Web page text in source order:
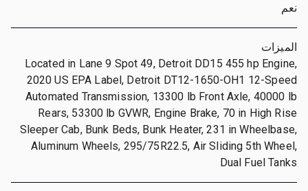
نعم
الميزات
Located in Lane 9 Spot 49, Detroit DD15 455 hp Engine,
2020 US EPA Label, Detroit DT12-1650-OH1 12-Speed
Automated Transmission, 13300 lb Front Axle, 40000 lb
Rears, 53300 lb GVWR, Engine Brake, 70 in High Rise
Sleeper Cab, Bunk Beds, Bunk Heater, 231 in Wheelbase,
Aluminum Wheels, 295/75R22.5, Air Sliding 5th Wheel,
Dual Fuel Tanks